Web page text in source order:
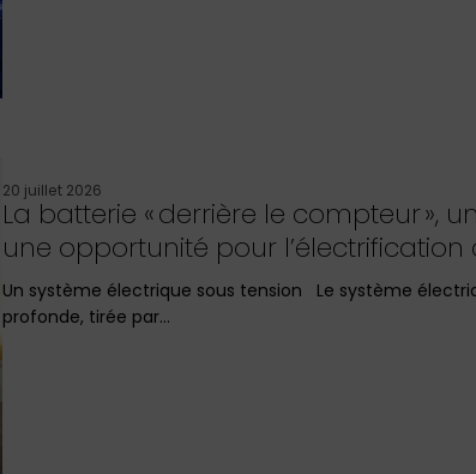
20 juillet 2026
La batterie « derrière le compteur »,
une opportunité pour l’électrification
Un système électrique sous tension Le système
profonde, tirée par…